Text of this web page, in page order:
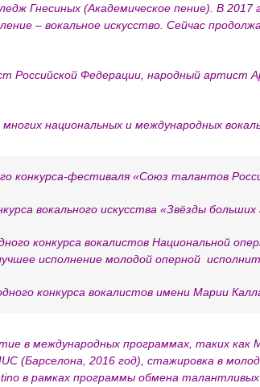
Гнесиных (Академическое пение). В 2017
– вокальное искусство. Сейчас
Российской Федерации, народный артист
национальных и международных
конкурса-фестиваля «Союз талантов
вокального искусства «Звёзды больших
конкурса вокалистов Национальной
исполнение молодой оперной
конкурса вокалистов имени Марии
в международных программах, таких как
(Барселона, 2016 год), стажировка в
в рамках программы обмена